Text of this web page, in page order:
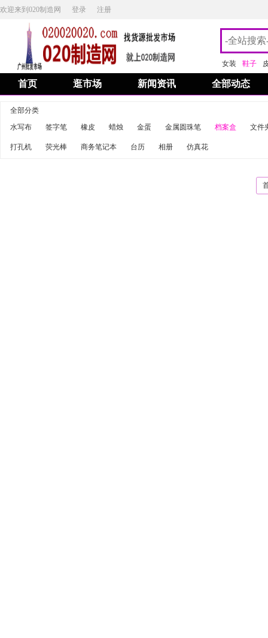
欢迎来到020制造网 登录 注册
女装 鞋子
首页 逛市场 新闻资讯 全部动态
全部分类
水写布
签字笔 橡皮 蜡烛 金蛋 金属圆珠笔 档案盒 文件
打孔机 荧光棒 商务笔记本 台历 相册 仿真花